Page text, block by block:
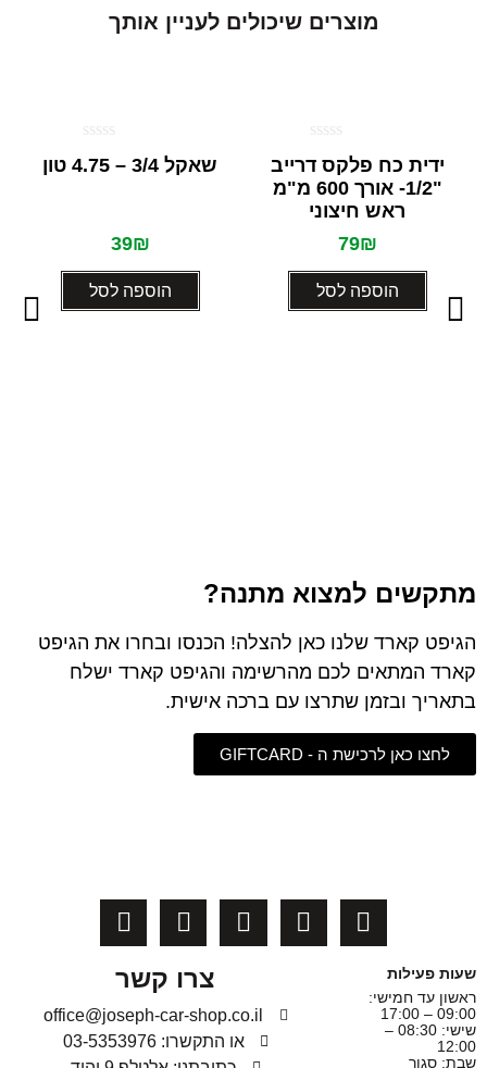
מוצרים שיכולים לעניין אותך
ידית כח פלקס דרייב
"1/2- אורך 600 מ"מ
ראש חיצוני
79₪
הוספה לסל
0
מתוך
5
שאקל 3/4 – 4.75 טון
39₪
הוספה לסל
דורג
0
מתקשים למצוא מתנה?
הגיפט קארד שלנו כאן להצלה! הכנסו ובחרו את הגיפט
קארד המתאים לכם מהרשימה והגיפט קארד ישלח
בתאריך ובזמן שתרצו עם ברכה אישית.
לחצו כאן לרכישת ה - GIFTCARD
שעות פעילות
ראשון עד חמישי:
09:00 – 17:00
שישי: 08:30 –
12:00
שבת: סגור
צרו קשר
office@joseph-car-shop.co.il
או התקשרו: 03-5353976